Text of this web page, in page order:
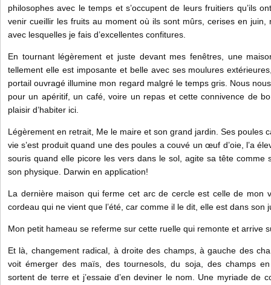
philosophes avec le temps et s’occupent de leurs fruitiers qu’ils
venir cueillir les fruits au moment où ils sont mûrs, cerises en juin,
avec lesquelles je fais d’excellentes confitures.
En tournant légèrement et juste devant mes fenêtres, une
tellement elle est imposante et belle avec ses moulures
portail ouvragé illumine mon regard malgré le temps gris. Nous
pour un apéritif, un café, voire un repas et cette connivence de
plaisir d’habiter ici.
Légèrement en retrait, Me le maire et son grand jardin. Ses poules
vie s’est produit quand une des poules a couvé un œuf d’oie, l’a
souris quand elle picore les vers dans le sol, agite sa tête comme
son physique. Darwin en application!
La dernière maison qui ferme cet arc de cercle est celle de mon
cordeau qui ne vient que l’été, car comme il le dit, elle est dans son
Mon petit hameau se referme sur cette ruelle qui remonte et arrive
Et là, changement radical, à droite des champs, à gauche des
voit émerger des maïs, des tournesols, du soja, des champs
sortent de terre et j’essaie d’en deviner le nom. Une myriade de